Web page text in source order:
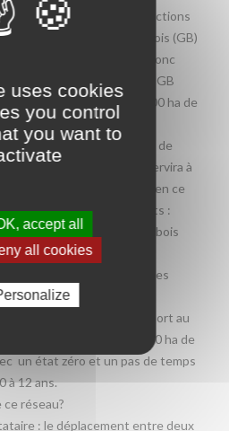
développer des actions
fondée sur les gros bois (GB)
(hêtre, pin, chêne). Il est donc
cette ressource en GB
à l’échelle des 80 000 ha de
l’évolution dans le temps,
d’une charte forestière de
réseau de placettes servira à
de la charte, notamment en ce
de naturalité des forêts :
des arbres, structure et bois
sur chaque placette, les
pour chaque
biologiques (bois mort au
400 placettes sur 80 000 ha de
un état zéro et un pas de temps
à 12 ans.
réseau?
: le déplacement entre deux
uses cookies
you control
you want to
accept all
all cookies